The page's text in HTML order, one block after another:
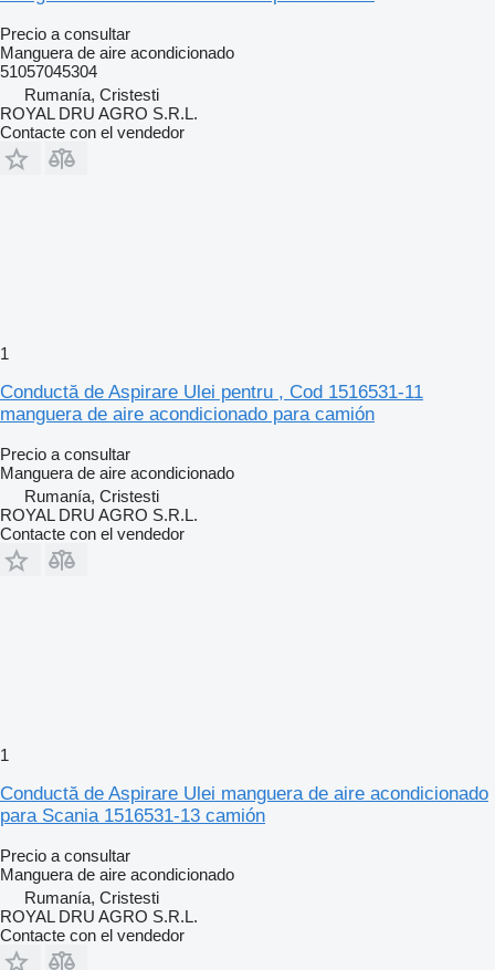
Precio a consultar
Manguera de aire acondicionado
51057045304
Rumanía, Cristesti
ROYAL DRU AGRO S.R.L.
Contacte con el vendedor
1
Conductă de Aspirare Ulei pentru , Cod 1516531-11
manguera de aire acondicionado para camión
Precio a consultar
Manguera de aire acondicionado
Rumanía, Cristesti
ROYAL DRU AGRO S.R.L.
Contacte con el vendedor
1
Conductă de Aspirare Ulei manguera de aire acondicionado
para Scania 1516531-13 camión
Precio a consultar
Manguera de aire acondicionado
Rumanía, Cristesti
ROYAL DRU AGRO S.R.L.
Contacte con el vendedor